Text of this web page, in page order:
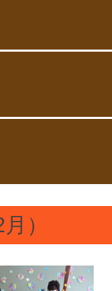
）